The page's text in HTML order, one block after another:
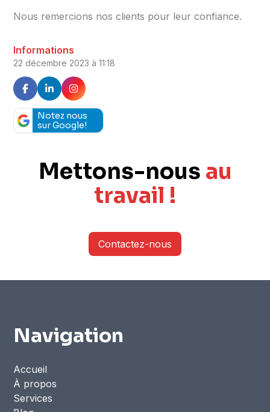
Informations
22 décembre 2023 à 11:18
Notez nous
sur Google!
Nous remercions nos clients pour leur confiance.
Mettons-nous au
travail !
Contactez-nous
Navigation
Accueil
À propos
Services